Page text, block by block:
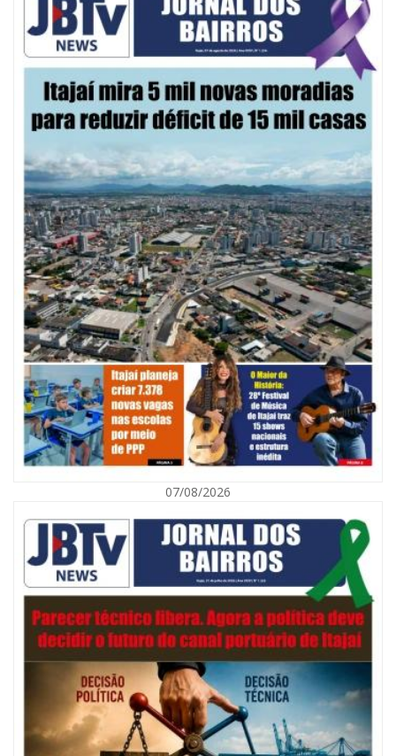
09/08/2026 | 07:00
Defesa Civil de Itajaí apresentará plano de contingência contra El Niño na
ITAJAÍ
Município de Itajaí entrega títulos de propriedade a famílias da Itaipava
pelo Programa Lar Legal
CULTURA
07/08/2026